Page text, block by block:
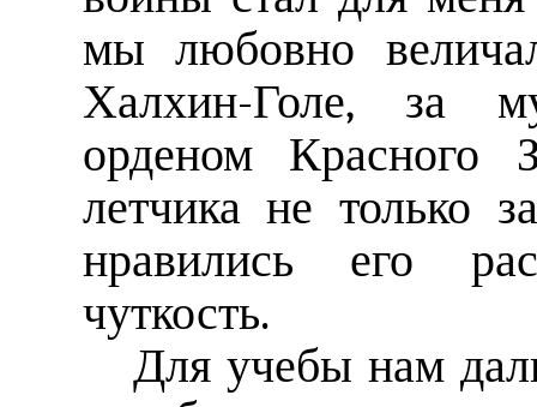
мы любовно
Халхин-Голе, за
орденом Красного
летчика не только
нравились его
чуткость.
Для учебы нам